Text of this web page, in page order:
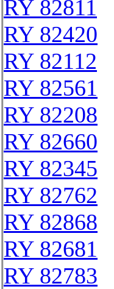
RY 82811
RY 82420
RY 82112
RY 82561
RY 82208
RY 82660
RY 82345
RY 82762
RY 82868
RY 82681
RY 82783